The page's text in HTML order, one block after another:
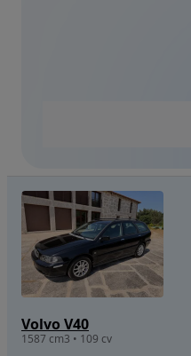
Volvo V40
1587 cm3 • 109 cv